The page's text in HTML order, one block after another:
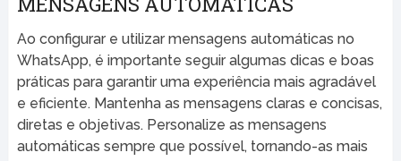
Ao configurar e utilizar mensagens automáticas no
WhatsApp, é importante seguir algumas dicas e boas
práticas para garantir uma experiência mais agradável
e eficiente. Mantenha as mensagens claras e concisas,
diretas e objetivas. Personalize as mensagens
automáticas sempre que possível, tornando-as mais